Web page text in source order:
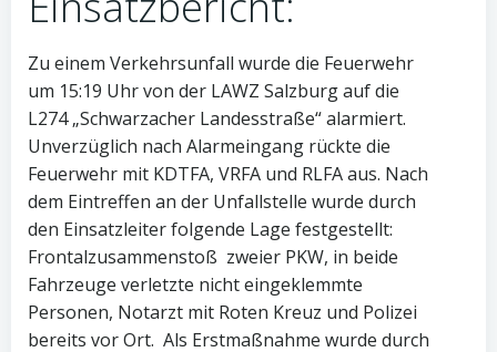
Zu einem Verkehrsunfall wurde die Feuerwehr
um 15:19 Uhr von der LAWZ Salzburg auf die
L274 „Schwarzacher Landesstraße“ alarmiert.
Unverzüglich nach Alarmeingang rückte die
Feuerwehr mit KDTFA, VRFA und RLFA aus. Nach
dem Eintreffen an der Unfallstelle wurde durch
den Einsatzleiter folgende Lage festgestellt:
Frontalzusammenstoß zweier PKW, in beide
Fahrzeuge verletzte nicht eingeklemmte
Personen, Notarzt mit Roten Kreuz und Polizei
bereits vor Ort. Als Erstmaßnahme wurde durch